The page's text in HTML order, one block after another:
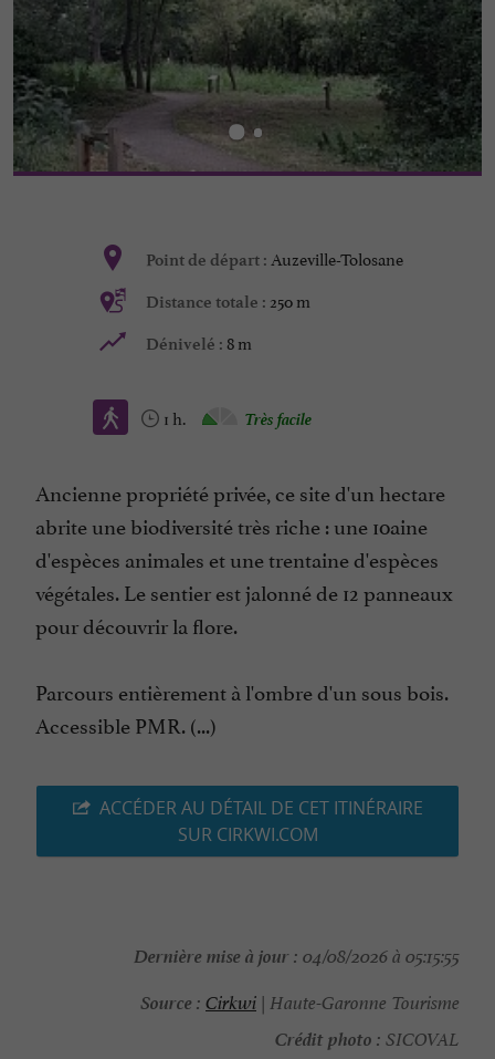
Point de départ : Auzeville-Tolosane
Distance totale : 250 m
Dénivelé : 8 m
1 h. Très facile
Ancienne propriété privée, ce site d'un hectare
abrite une biodiversité très riche : une 10aine
d'espèces animales et une trentaine d'espèces
végétales. Le sentier est jalonné de 12 panneaux
pour découvrir la flore.
Parcours entièrement à l'ombre d'un sous bois.
Accessible PMR. (...)
ACCÉDER AU DÉTAIL DE CET ITINÉRAIRE
SUR CIRKWI.COM
Dernière mise à jour : 04/08/2026 à 05:15:55
Source : Cirkwi | Haute-Garonne Tourisme
Crédit photo : SICOVAL